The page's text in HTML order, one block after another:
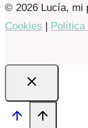
© 2026 Lucía, mi
Cookies
Política